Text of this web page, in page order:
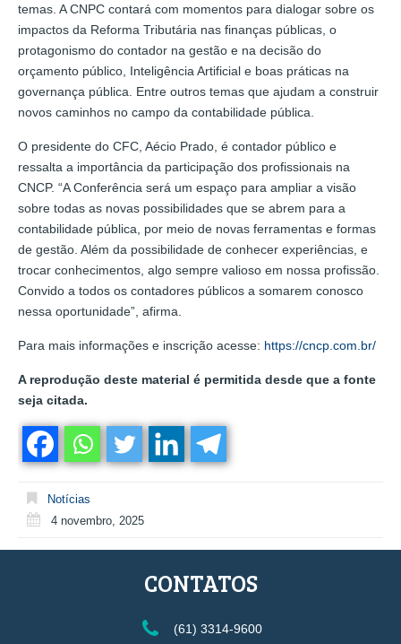
temas. A CNPC contará com momentos para dialogar sobre os
impactos da Reforma Tributária nas finanças públicas, o
protagonismo do contador na gestão e na decisão do
orçamento público, Inteligência Artificial e boas práticas na
governança pública. Entre outros temas que ajudam a construir
novos caminhos no campo da contabilidade pública.
O presidente do CFC, Aécio Prado, é contador público e
ressalta a importância da participação dos profissionais na
CNCP. “A Conferência será um espaço para ampliar a visão
sobre todas as novas possibilidades que se abrem para a
contabilidade pública, por meio de novas ferramentas e formas
de gestão. Além da possibilidade de conhecer experiências, e
trocar conhecimentos, algo sempre valioso em nossa profissão.
Convido a todos os contadores públicos a somarem conosco
nessa oportunidade”, afirma.
Para mais informações e inscrição acesse: https://cncp.com.br/
A reprodução deste material é permitida desde que a fonte
seja citada.
Notícias
4 novembro, 2025
CONTATOS
(61) 3314-9600